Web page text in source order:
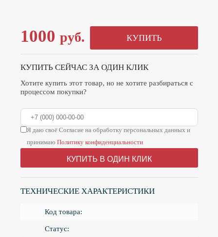
1000 руб. КУПИТЬ
КУПИТЬ СЕЙЧАС ЗА ОДИН КЛИК
Хотите купить этот товар, но не хотите разбираться с
процессом покупки?
Я даю своё Согласие на обработку персональных данных и
принимаю Политику конфиденциальности
КУПИТЬ В ОДИН КЛИК
ТЕХНИЧЕСКИЕ ХАРАКТЕРИСТИКИ
Код товара:
Статус: